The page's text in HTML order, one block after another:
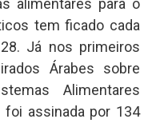
tem ficado cada
Já nos primeiros
Árabes sobre
Alimentares
foi assinada por 134